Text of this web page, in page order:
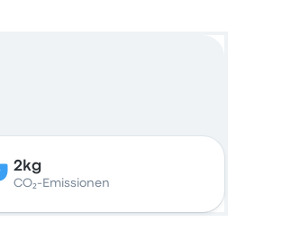
2kg
CO₂-Emissionen